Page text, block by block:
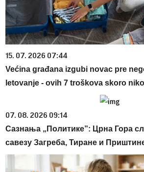
15. 07. 2026 07:44
Većina građana izgubi novac pre
letovanje - ovih 7 troškova skoro
07. 08. 2026 09:14
Сазнања „Политике”: Црна Гора
савезу Загреба, Тиране и